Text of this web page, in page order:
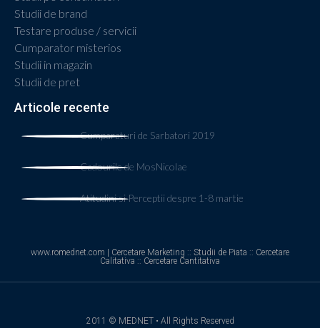
Studii de brand
Testare produse / servicii
Cumparator misterios
Studii in magazin
Studii de pret
Articole recente
Cumparaturi de Sarbatori 2019
Cadourile de MosNicolae
Atitudini si Perceptii despre 1-8 martie
www.romednet.com | Cercetare Marketing :: Studii de Piata :: Cercetare
Calitativa :: Cercetare Cantitativa
2011 © MEDNET • All Rights Reserved